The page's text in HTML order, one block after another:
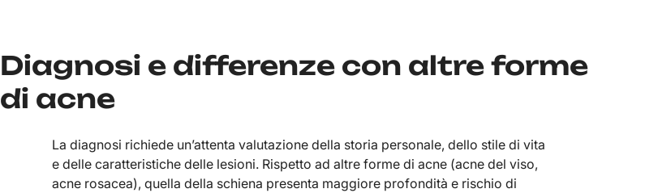
Diagnosi e differenze con altre forme
di acne
La diagnosi richiede un’attenta valutazione della storia personale, dello stile di vita
e delle caratteristiche delle lesioni. Rispetto ad altre forme di acne (acne del viso,
acne rosacea), quella della schiena presenta maggiore profondità e rischio di